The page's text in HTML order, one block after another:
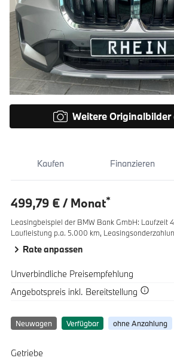
Weitere Originalbilder
Kaufen Finanzieren
499,79 € / Monat*
Leasingbeispiel der BMW Bank GmbH: Laufzeit
Laufleistung p.a. 5.000 km,
Rate anpassen
SpezifikationWert
Unverbindliche Preisempfehlung
Spezifikation Wert
Angebotspreis inkl. Bereitstellung
Neuwagen Verfügbar ohne Anzahlung
Spezifikation
Getriebe